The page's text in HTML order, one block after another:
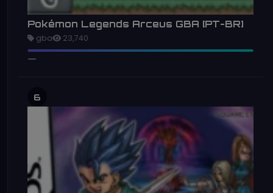
Pokémon Legends Arceus GBA [PT-BR]
gba 23,740
6